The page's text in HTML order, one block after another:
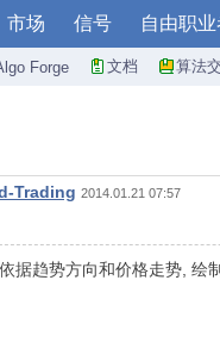
市场 信号 自由职
Forge 文档 算法
Trading 2014.01.21 07:57
据趋势方向和价格走势, 绘